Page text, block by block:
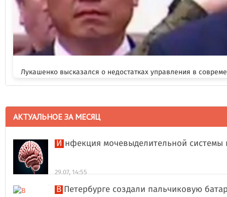
Лукашенко высказался о недостатках управления в
АКТУАЛЬНОЕ ЗА МЕСЯЦ
Инфекция мочевыделительной
29.07, 14:55
В Петербурге создали пальчиковую